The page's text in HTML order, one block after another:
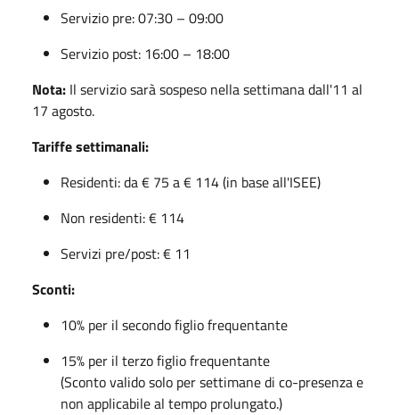
Servizio pre: 07:30 – 09:00
Servizio post: 16:00 – 18:00
Nota: Il servizio sarà sospeso nella settimana dall'11 al
17 agosto.
Tariffe settimanali:
Residenti: da € 75 a € 114 (in base all'ISEE)
Non residenti: € 114
Servizi pre/post: € 11
Sconti:
10% per il secondo figlio frequentante
15% per il terzo figlio frequentante
(Sconto valido solo per settimane di co-presenza e
non applicabile al tempo prolungato.)